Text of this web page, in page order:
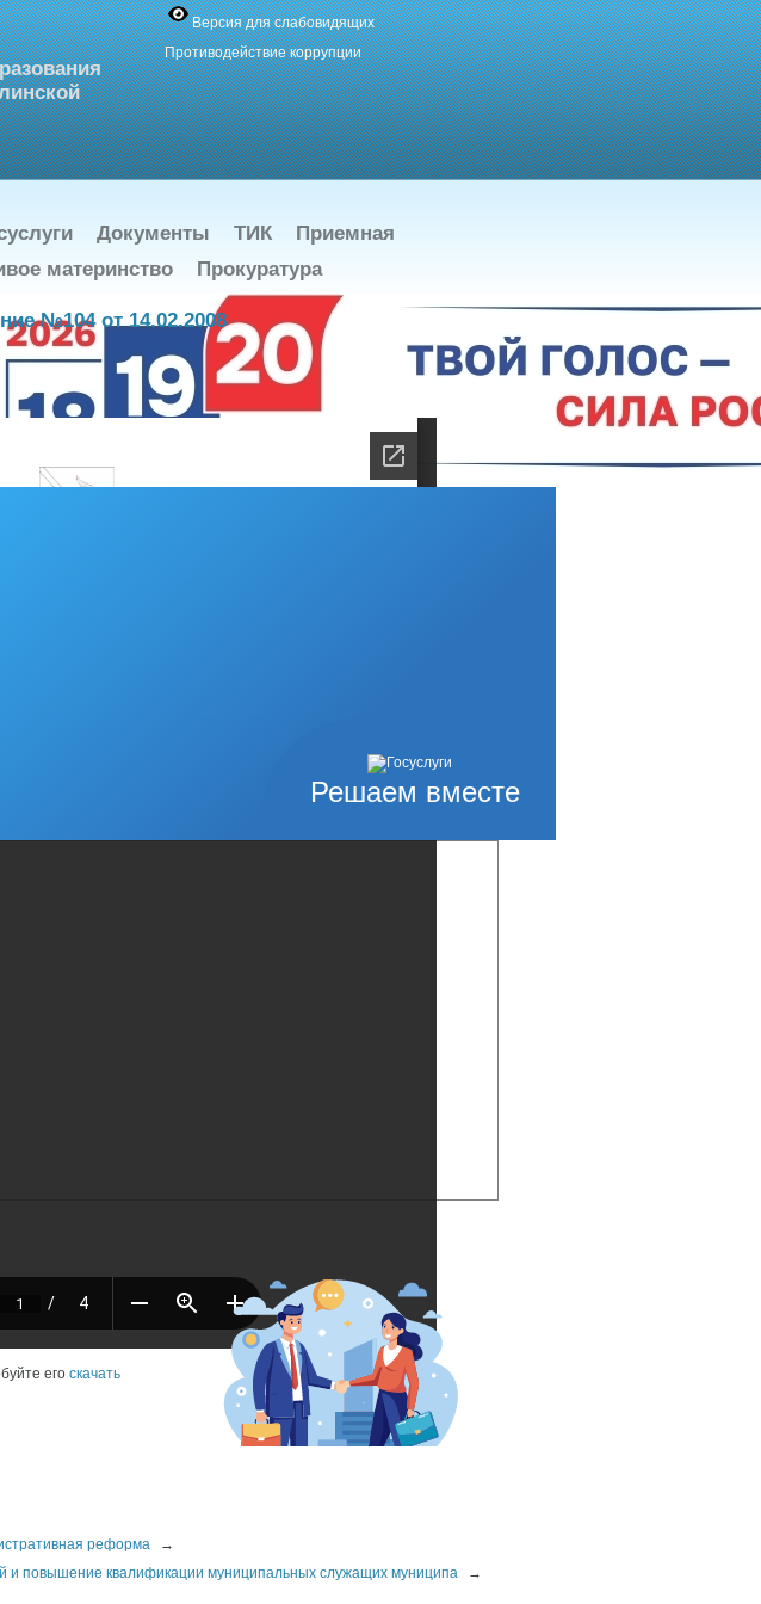
Версия для слабовидящих
Противодействие коррупции
Документы ТИК
Приемная
материнство Прокуратура
Решаем вместе
реформа
→
и повышение квалификации муниципальных служащих муниципа
→
№104 от 14.02.2008
его скачать